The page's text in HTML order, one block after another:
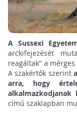
A Sussexi
arckifejezését
reagáltak" a
A szakértők szerint
arra, hogy
alkalmazkodjanak
című szaklapban